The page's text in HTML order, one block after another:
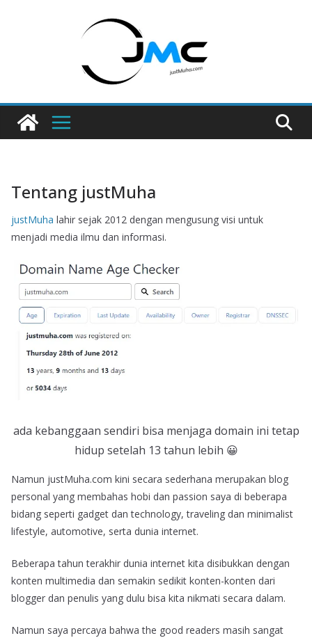
Tentang justMuha
justMuha lahir sejak 2012 dengan mengusung visi untuk
menjadi media ilmu dan informasi.
ada kebanggaan sendiri bisa menjaga domain ini tetap
hidup setelah 13 tahun lebih 😀
Namun justMuha.com kini secara sederhana merupakan blog
personal yang membahas hobi dan passion saya di beberapa
bidang seperti gadget dan technology, traveling dan minimalist
lifestyle, automotive, serta dunia internet.
Beberapa tahun terakhir dunia internet kita disibukkan dengan
konten multimedia dan semakin sedikit konten-konten dari
blogger dan penulis yang dulu bisa kita nikmati secara dalam.
Namun saya percaya bahwa the good readers masih sangat